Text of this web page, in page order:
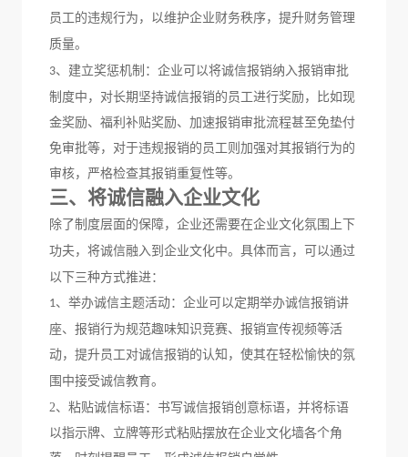
员工的违规行为，
以维护企业财务秩序，提升财务管理
质量。
3、 建立奖惩机制：企业 可以将诚信报销纳入报销审批
制度中，对长期坚持诚信报销的员工进行奖励，比如现
金奖励、福利补贴奖励、加速报销审批流程甚至免垫付
免审批等，对于违规报销的员工则加强对其报销行为的
审核，严格检查其报销重复性等。
三、将诚信融入企业文化
除了制度层面的保障，企业还需要在企业文化氛围上 下
功夫， 将诚信融入到企业文化中。具体而言，可以通过
以下三种方式推进：
1、 举办诚信主题活动： 企业可以定期举办诚信报销讲
座、报销行为规范趣味知识竞赛、报销宣传视频等活
动，提升员工对诚信报销的认知， 使其在轻松愉快的氛
围中接受诚信教育。
2、 粘贴诚信标语：书写诚信报销创意标语，并将标语
以指示牌、立牌等形式粘贴摆放在企业文化墙各个角